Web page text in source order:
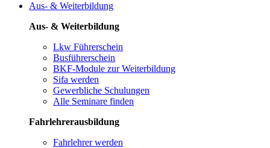
Aus- & Weiterbildung
Aus- & Weiterbildung
Lkw Führerschein
Busführerschein
BKF-Module zur Weiterbildung
Sifa werden
Gewerbliche Schulungen
Alle Seminare finden
Fahrlehrerausbildung
Fahrlehrer werden